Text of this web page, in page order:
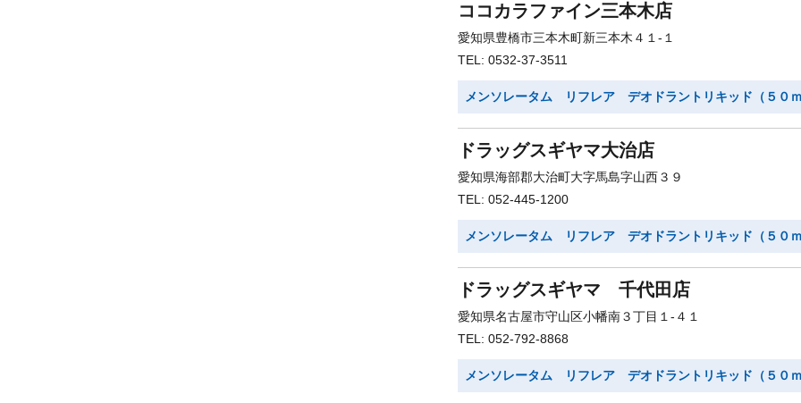
ココカラファイン三本木店
愛知県豊橋市三本木町新三本木４１-１
TEL: 0532-37-3511
メンソレータム リフレア デオドラントリキッド（５０ｍ
ドラッグスギヤマ大治店
愛知県海部郡大治町大字馬島字山西３９
TEL: 052-445-1200
メンソレータム リフレア デオドラントリキッド（５０ｍ
ドラッグスギヤマ 千代田店
愛知県名古屋市守山区小幡南３丁目１-４１
TEL: 052-792-8868
メンソレータム リフレア デオドラントリキッド（５０ｍ